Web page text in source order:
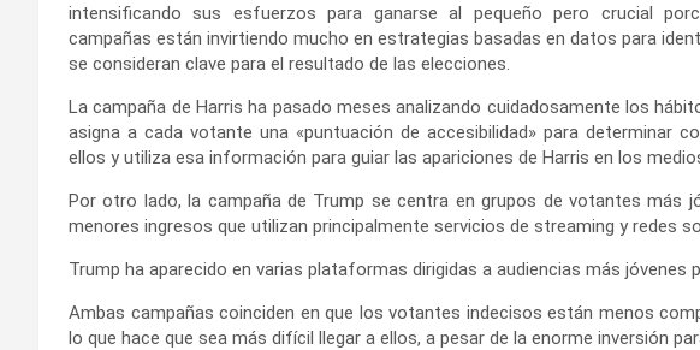
intensificando sus esfuerzos para ganarse al pequeño pero crucial
campañas están invirtiendo mucho en estrategias basadas en datos para
se consideran clave para el resultado de las elecciones.
La campaña de Harris ha pasado meses analizando cuidadosamente los
asigna a cada votante una «puntuación de accesibilidad» para determinar
ellos y utiliza esa información para guiar las apariciones de Harris en los
Por otro lado, la campaña de Trump se centra en grupos de votantes más
menores ingresos que utilizan principalmente servicios de streaming y redes
Trump ha aparecido en varias plataformas dirigidas a audiencias más
Ambas campañas coinciden en que los votantes indecisos están menos
lo que hace que sea más difícil llegar a ellos, a pesar de la enorme inversión